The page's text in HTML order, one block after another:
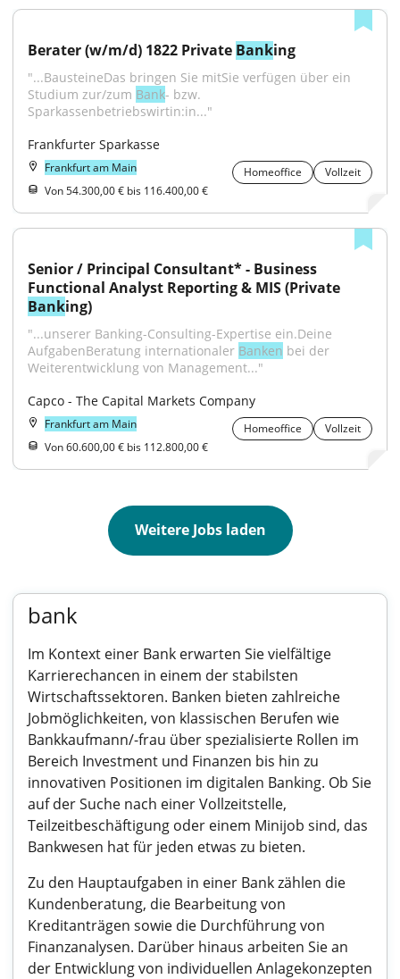
Berater (w/m/d) 1822 Private Banking
"...BausteineDas bringen Sie mitSie verfügen über ein
Studium zur/zum Bank- bzw.
Sparkassenbetriebswirtin:in..."
Frankfurter Sparkasse
Frankfurt am Main Homeoffice
Vollzeit
Von 54.300,00 € bis 116.400,00 €
Senior / Principal Consultant* - Business
Banking)
"...unserer Banking-Consulting-Expertise ein.Deine
AufgabenBeratung internationaler Banken bei der
Weiterentwicklung von Management..."
Capco - The Capital Markets Company
Frankfurt am Main Homeoffice
Vollzeit
Von 60.600,00 € bis 112.800,00 €
Weitere Jobs laden
bank
Im Kontext einer Bank erwarten Sie vielfältige
Karrierechancen in einem der stabilsten
Wirtschaftssektoren. Banken bieten zahlreiche
Jobmöglichkeiten, von klassischen Berufen wie
Bankkaufmann/-frau über spezialisierte Rollen im
Bereich Investment und Finanzen bis hin zu
innovativen Positionen im digitalen Banking. Ob Sie
auf der Suche nach einer Vollzeitstelle,
Teilzeitbeschäftigung oder einem Minijob sind, das
Bankwesen hat für jeden etwas zu bieten.
Zu den Hauptaufgaben in einer Bank zählen die
Kundenberatung, die Bearbeitung von
Kreditanträgen sowie die Durchführung von
Finanzanalysen. Darüber hinaus arbeiten Sie an
der Entwicklung von individuellen Anlagekonzepten